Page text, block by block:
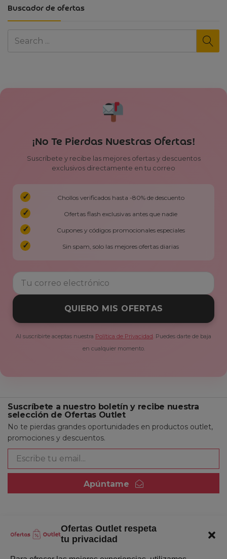
Ofertas Outlet respeta
tu privacidad
Buscador de ofertas
¡No Te Pierdas Nuestras Ofertas!
Suscríbete y recibe las mejores ofertas y descuentos
exclusivos directamente en tu correo
Chollos verificados hasta -80% de descuento
Ofertas flash exclusivas antes que nadie
Cupones y códigos promocionales especiales
Sin spam, solo las mejores ofertas diarias
QUIERO MIS OFERTAS
Al suscribirte aceptas nuestra Política de Privacidad . Puedes darte de baja
en cualquier momento.
Suscríbete a nuestro boletín y recibe nuestra
selección de Ofertas Outlet
No te pierdas grandes oportunidades en productos outlet,
promociones y descuentos.
Apúntame
Quienes somos